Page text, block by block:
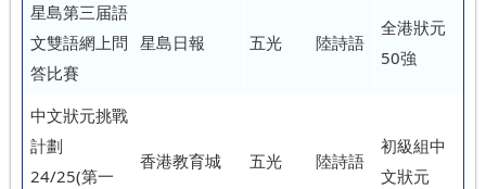
星島第三届語
文雙語網上問
答比賽
星島日報 五光 陸詩語
全港狀元
50強
中文狀元挑戰
計劃
24/25(第一
香港教育城 五光 陸詩語
初級組中
文狀元